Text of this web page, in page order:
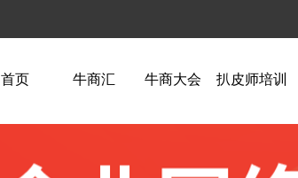
首页 牛商汇 牛商大会 扒皮师培训